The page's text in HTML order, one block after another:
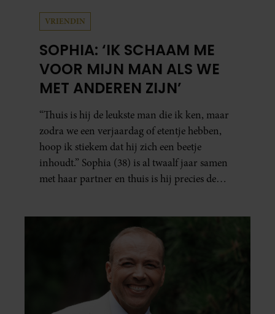
VRIENDIN
SOPHIA: ‘IK SCHAAM ME
VOOR MIJN MAN ALS WE
MET ANDEREN ZIJN’
“Thuis is hij de leukste man die ik ken, maar
zodra we een verjaardag of etentje hebben,
hoop ik stiekem dat hij zich een beetje
inhoudt.” Sophia (38) is al twaalf jaar samen
met haar partner en thuis is hij precies de
vaker schaamt zodra ze samen onder de